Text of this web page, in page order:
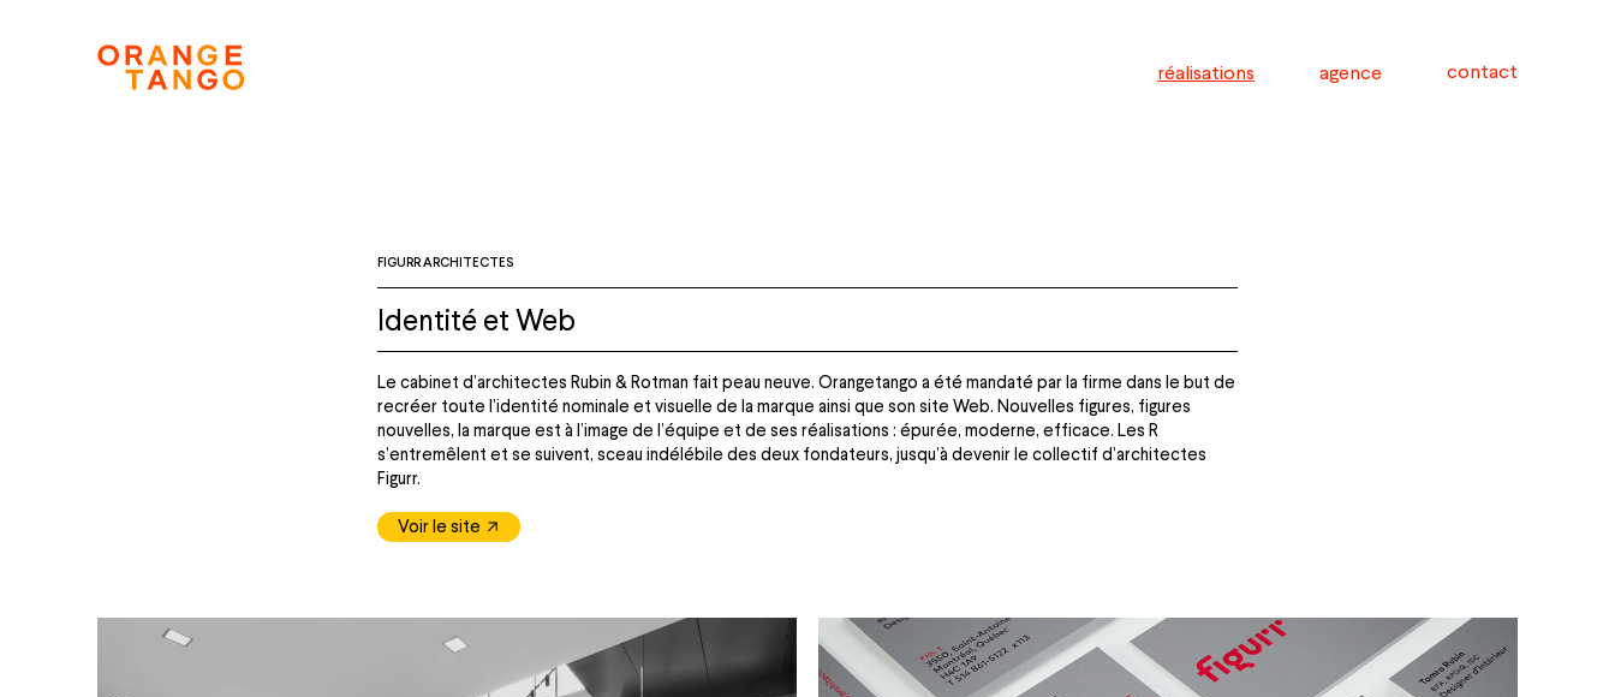
réalisations agence contact
FIGURR ARCHITECTES
Identité et Web
Le cabinet d’architectes Rubin & Rotman fait peau neuve. Orangetango a été mandaté par la firme dans le but de
recréer toute l’identité nominale et visuelle de la marque ainsi que son site Web. Nouvelles figures, figures
nouvelles, la marque est à l’image de l’équipe et de ses réalisations : épurée, moderne, efficace. Les R
s’entremêlent et se suivent, sceau indélébile des deux fondateurs, jusqu’à devenir le collectif d’architectes
Figurr.
Voir le site arrow_outward